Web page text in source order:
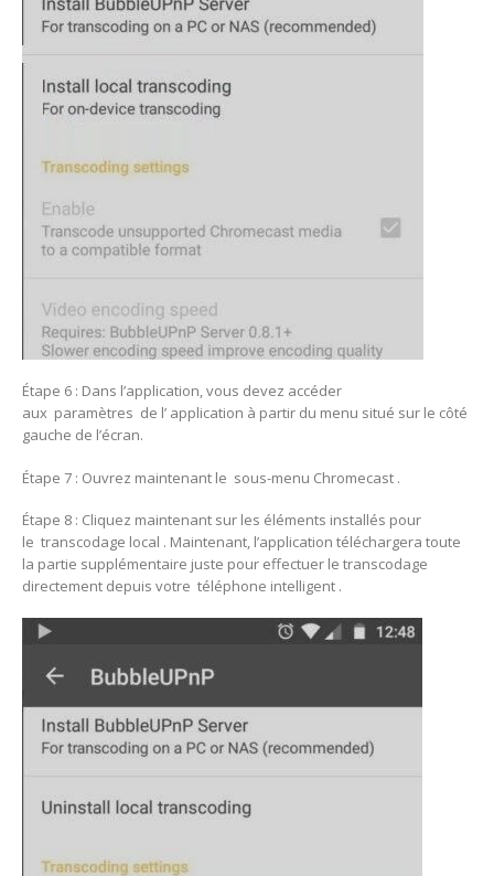
Étape 6 : Dans l’application, vous devez accéder
aux paramètres de l’ application à partir du menu situé sur le côté
gauche de l’écran.
Étape 7 : Ouvrez maintenant le sous-menu Chromecast .
Étape 8 : Cliquez maintenant sur les éléments installés pour
le transcodage local . Maintenant, l’application téléchargera toute
la partie supplémentaire juste pour effectuer le transcodage
directement depuis votre téléphone intelligent .